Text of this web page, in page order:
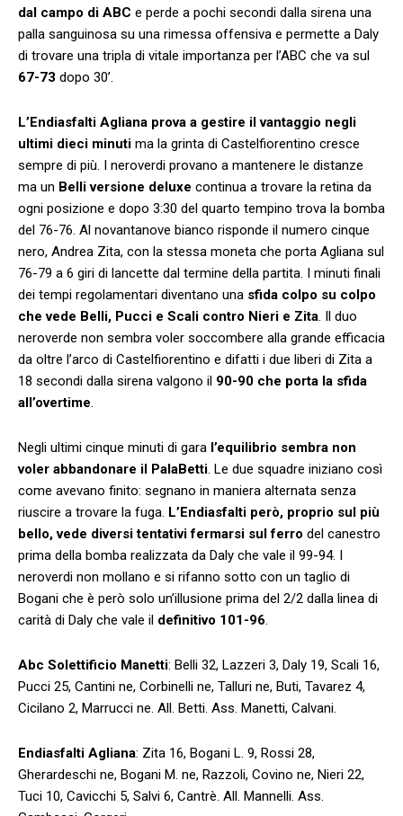
dal campo di ABC e perde a pochi secondi dalla sirena una
palla sanguinosa su una rimessa offensiva e permette a Daly
di trovare una tripla di vitale importanza per l’ABC che va sul
67-73 dopo 30’.
L’Endiasfalti Agliana prova a gestire il vantaggio negli
ultimi dieci minuti ma la grinta di Castelfiorentino cresce
sempre di più. I neroverdi provano a mantenere le distanze
ma un Belli versione deluxe continua a trovare la retina da
ogni posizione e dopo 3:30 del quarto tempino trova la bomba
del 76-76. Al novantanove bianco risponde il numero cinque
nero, Andrea Zita, con la stessa moneta che porta Agliana sul
76-79 a 6 giri di lancette dal termine della partita. I minuti finali
dei tempi regolamentari diventano una sfida colpo su colpo
che vede Belli, Pucci e Scali contro Nieri e Zita. Il duo
neroverde non sembra voler soccombere alla grande efficacia
da oltre l’arco di Castelfiorentino e difatti i due liberi di Zita a
18 secondi dalla sirena valgono il 90-90 che porta la sfida
all’overtime.
Negli ultimi cinque minuti di gara l’equilibrio sembra non
voler abbandonare il PalaBetti. Le due squadre iniziano così
come avevano finito: segnano in maniera alternata senza
riuscire a trovare la fuga. L’Endiasfalti però, proprio sul più
bello, vede diversi tentativi fermarsi sul ferro del canestro
prima della bomba realizzata da Daly che vale il 99-94. I
neroverdi non mollano e si rifanno sotto con un taglio di
Bogani che è però solo un’illusione prima del 2/2 dalla linea di
carità di Daly che vale il definitivo 101-96.
Abc Solettificio Manetti: Belli 32, Lazzeri 3, Daly 19, Scali 16,
Pucci 25, Cantini ne, Corbinelli ne, Talluri ne, Buti, Tavarez 4,
Cicilano 2, Marrucci ne. All. Betti. Ass. Manetti, Calvani.
Endiasfalti Agliana: Zita 16, Bogani L. 9, Rossi 28,
Gherardeschi ne, Bogani M. ne, Razzoli, Covino ne, Nieri 22,
Tuci 10, Cavicchi 5, Salvi 6, Cantrè. All. Mannelli. Ass.